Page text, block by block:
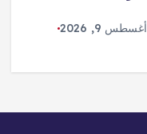
أغسطس 9, 2026